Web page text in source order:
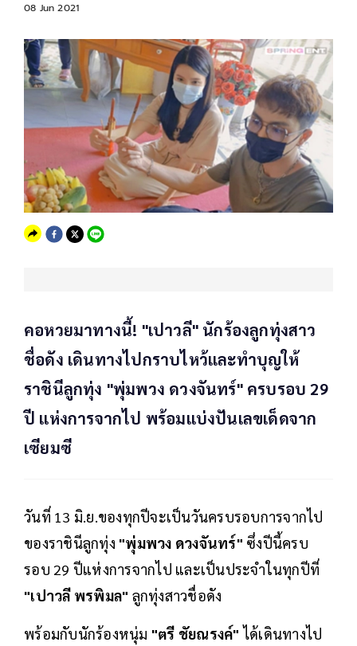
08 Jun 2021
คอหวยมาทางนี้! "เปาวลี" นักร้องลูกทุ่งสาว
ชื่อดัง เดินทางไปกราบไหว้และทำบุญให้
ราชินีลูกทุ่ง "พุ่มพวง ดวงจันทร์" ครบรอบ 29
ปี แห่งการจากไป พร้อมแบ่งปันเลขเด็ดจาก
เซียมซี
วันที่ 13 มิ.ย.ของทุกปีจะเป็นวันครบรอบการจากไป
ของราชินีลูกทุ่ง "พุ่มพวง ดวงจันทร์" ซึ่งปีนี้ครบ
รอบ 29 ปีแห่งการจากไป และเป็นประจำในทุกปีที่
"เปาวลี พรพิมล" ลูกทุ่งสาวชื่อดัง
พร้อมกับนักร้องหนุ่ม "ตรี ชัยณรงค์" ได้เดินทางไป